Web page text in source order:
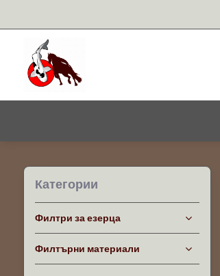
Категории
Филтри за езерца
Филтърни материали